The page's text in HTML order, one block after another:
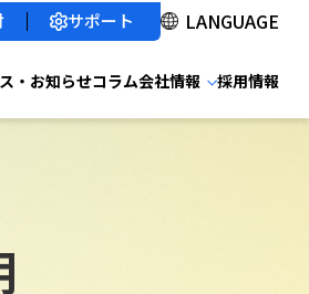
サポート
・お知らせコラム会社情報 採用情報